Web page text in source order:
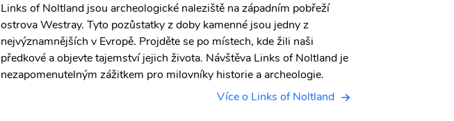
Links of Noltland jsou archeologické naleziště na západním pobřeží
ostrova Westray. Tyto pozůstatky z doby kamenné jsou jedny z
nejvýznamnějších v Evropě. Projděte se po místech, kde žili naši
předkové a objevte tajemství jejich života. Návštěva Links of Noltland je
nezapomenutelným zážitkem pro milovníky historie a archeologie.
Více o Links of Noltland